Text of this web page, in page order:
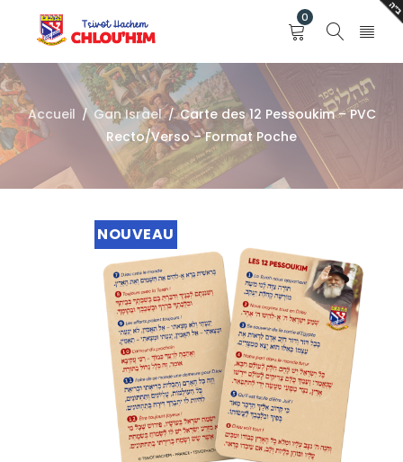
0
Accueil / Gan Israel / Carte des 12 Pessoukim – PVC
Recto/Verso – Format Poche
NOUVEAU